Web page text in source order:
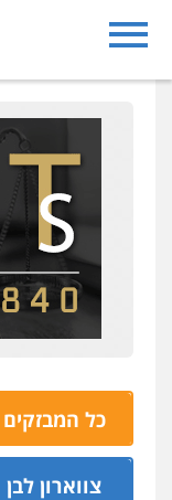
כל המבזקים
נעצרו בחשד
צווארון לבן
כתב אישום: יו"ר